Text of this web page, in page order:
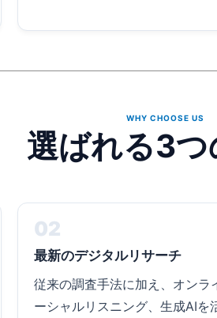
WHY CHOOSE US
選ばれる3つ
02
最新のデジタルリサーチ
従来の調査手法に加え、オンラ
ーシャルリスニング、生成AIを